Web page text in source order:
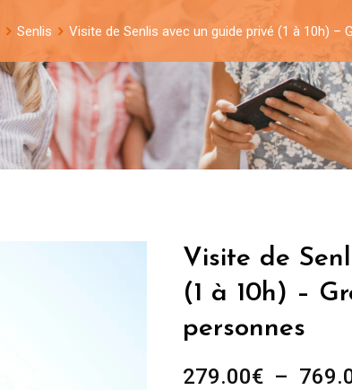
Senlis Visite de Senlis avec un guide privé (1 à 10h) –
Visite de
(1 à 10h) –
personnes
279.00€ –